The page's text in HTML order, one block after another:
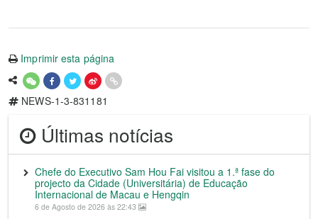
Imprimir esta página
NEWS-1-3-831181
Últimas notícias
Chefe do Executivo Sam Hou Fai visitou a 1.ª fase do
projecto da Cidade (Universitária) de Educação
Internacional de Macau e Hengqin
6 de Agosto de 2026 às 22:43